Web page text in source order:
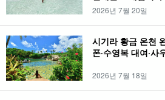
2026년 7월 20일
시기라 황금 온천
폰·수영복 대여·사
2026년 7월 18일